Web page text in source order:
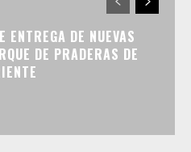
ENTREGA DE NUEVAS
DE PRADERAS DE